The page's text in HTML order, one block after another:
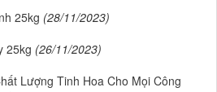
25kg (28/11/2023)
25kg (26/11/2023)
Lượng Tinh Hoa Cho Mọi Công